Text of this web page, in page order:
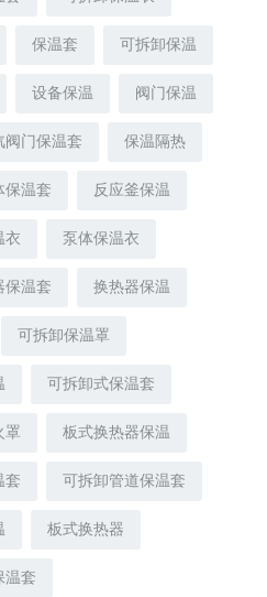
保温套 可拆卸保温
设备保温 阀门保温
阀门保温套 保温隔热
保温套 反应釜保温
衣 泵体保温衣
保温套 换热器保温
可拆卸保温罩
可拆卸式保温套
罩 板式换热器保温
套 可拆卸管道保温套
板式换热器
温套